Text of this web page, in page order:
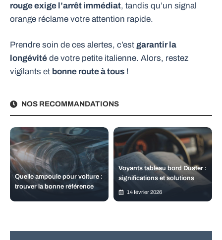
rouge exige l’arrêt immédiat, tandis qu’un signal
orange réclame votre attention rapide.
Prendre soin de ces alertes, c’est garantir la
longévité de votre petite italienne. Alors, restez
vigilants et bonne route à tous !
NOS RECOMMANDATIONS
Quelle ampoule pour voiture :
trouver la bonne référence
Voyants tableau bord Duster :
significations et solutions
14 février 2026